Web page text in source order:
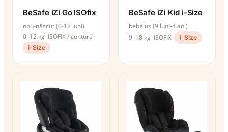
BeSafe iZi Go ISOfix
nou-născut (0-12 luni)
0–12 kg ISOFIX / centură
i-Size
BeSafe iZi Kid i-Size
bebeluș (9 luni-4 ani)
9–18 kg ISOFIX i-Size